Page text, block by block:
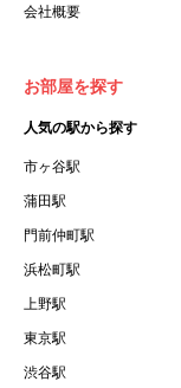
た個人を意味しま
録した情報、本サ
った場合の当該情
７.「本会員制度
進を目的とした会
借契約書およびオ
９.「契約期間開
「賃貸借契約」と
賃借権が発生する
会社概要
お部屋を探す
人気の駅から探す
市ヶ谷駅
蒲田駅
門前仲町駅
浜松町駅
上野駅
東京駅
渋谷駅